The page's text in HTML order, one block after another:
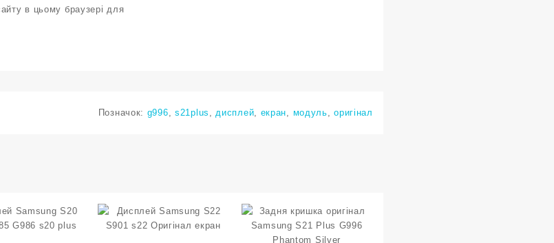
в цьому браузері для
Позначок: g996,s21plus ,дисплей, екран, модуль,оригінал